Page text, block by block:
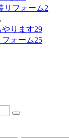
リフォーム2
ります29
ォーム25